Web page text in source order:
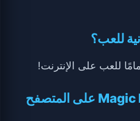
هل يمكنني لعب Magic Match على المتصفح